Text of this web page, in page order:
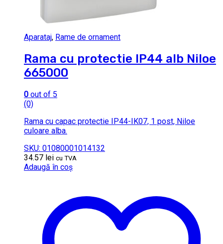
Aparataj, Rame de ornament
Rama cu protectie IP44 alb Niloe
665000
0 out of 5
(0)
Rama cu capac protectie IP44-IK07, 1 post, Niloe
culoare alba.
SKU: 01080001014132
34.57 lei cu TVA
Adaugă în coș